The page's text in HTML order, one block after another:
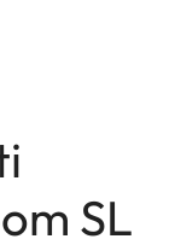
SL